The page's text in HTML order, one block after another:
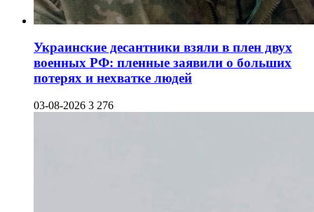
Украинские десантники взяли в плен двух
военных РФ: пленные заявили о больших
потерях и нехватке людей
03-08-2026 3 276